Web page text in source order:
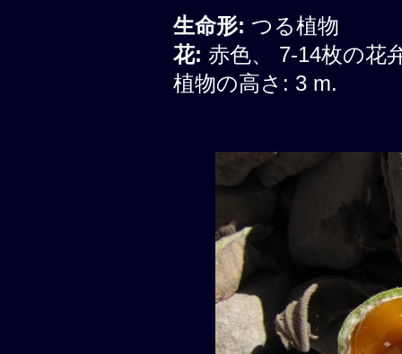
生命形: つる植物
花: 赤色、 7-14枚の花
植物の高さ: 3 m.